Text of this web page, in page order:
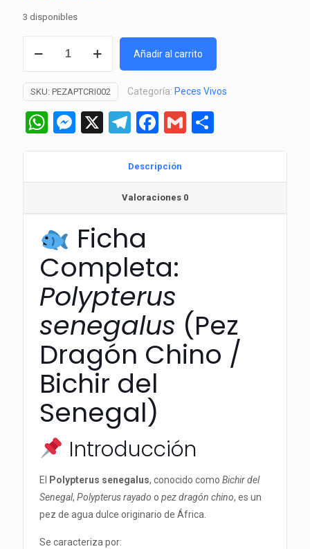
3 disponibles
Añadir al carrito
SKU: PEZAPTCRI002 Categoría: Peces Vivos
WhatsApp
Messenger
X Telegram
Facebook
Gmail
Descripción
Valoraciones 0
Ficha
Completa:
Polypterus
senegalus (Pez
Dragón Chino /
Bichir del
Senegal)
Introducción
El Polypterus senegalus, conocido comoBichir del
Senegal,Polypterus rayado opez dragón chino, es un
pez de agua dulce originario de África.
Se caracteriza por: